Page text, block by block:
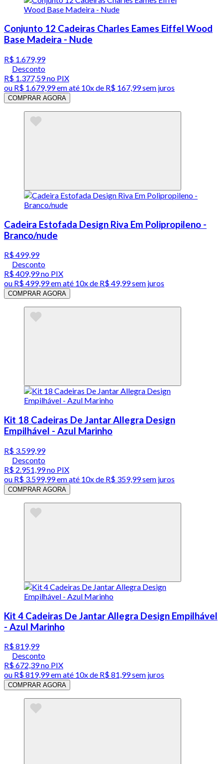
Conjunto 12 Cadeiras Charles Eames Eiffel Wood
Base Madeira - Nude
R$ 1.679,99
Desconto
R$ 1.377,59no PIX
ou R$ 1.679,99em até 10x de R$ 167,99 sem juros
COMPRAR AGORA
Cadeira Estofada Design Riva Em Polipropileno -
Branco/nude
R$ 499,99
Desconto
R$ 409,99no PIX
ou R$ 499,99em até 10x de R$ 49,99 sem juros
COMPRAR AGORA
Kit 18 Cadeiras De Jantar Allegra Design
Empilhável - Azul Marinho
R$ 3.599,99
Desconto
R$ 2.951,99no PIX
ou R$ 3.599,99em até 10x de R$ 359,99 sem juros
COMPRAR AGORA
Kit 4 Cadeiras De Jantar Allegra Design Empilhável
- Azul Marinho
R$ 819,99
Desconto
R$ 672,39no PIX
ou R$ 819,99em até 10x de R$ 81,99 sem juros
COMPRAR AGORA